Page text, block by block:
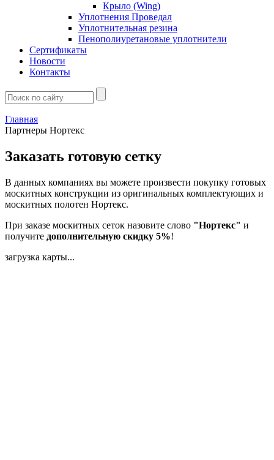
Крыло (Wing)
Уплотнения Проведал
Уплотнительная резина
Пенополиуретановые уплотнители
Сертификаты
Новости
Контакты
Главная
Партнеры Нортекс
Заказать готовую сетку
В данных компаниях вы можете произвести покупку готовых
москитных конструкции из оригинальных комплектующих и
москитных полотен Нортекс.
При заказе москитных сеток назовите слово "Нортекс" и
получите дополнительную скидку 5%!
загрузка карты...